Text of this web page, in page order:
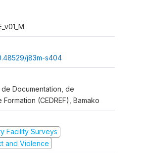
j83m-s404
de Documentation, de
(CEDREF), Bamako
Facility Surveys
and Violence